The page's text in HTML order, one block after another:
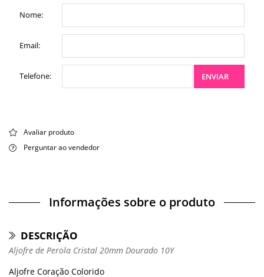
Nome:
Email:
Telefone: ENVIAR
Avaliar produto
Perguntar ao vendedor
Informações sobre o produto
DESCRIÇÃO
Aljofre de Perola Cristal 20mm Dourado 10Y
Aljofre Coração Colorido